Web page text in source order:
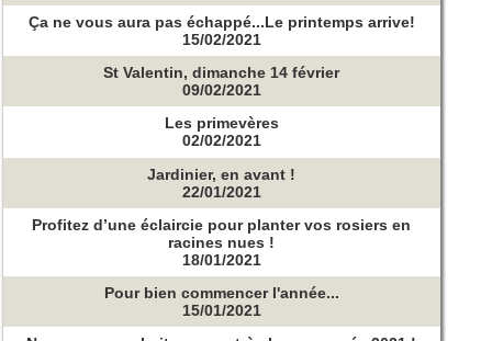
Ça ne vous aura pas échappé...Le printemps arrive!
15/02/2021
St Valentin, dimanche 14 février
09/02/2021
Les primevères
02/02/2021
Jardinier, en avant !
22/01/2021
Profitez d’une éclaircie pour planter vos rosiers en
racines nues !
18/01/2021
Pour bien commencer l'année...
15/01/2021